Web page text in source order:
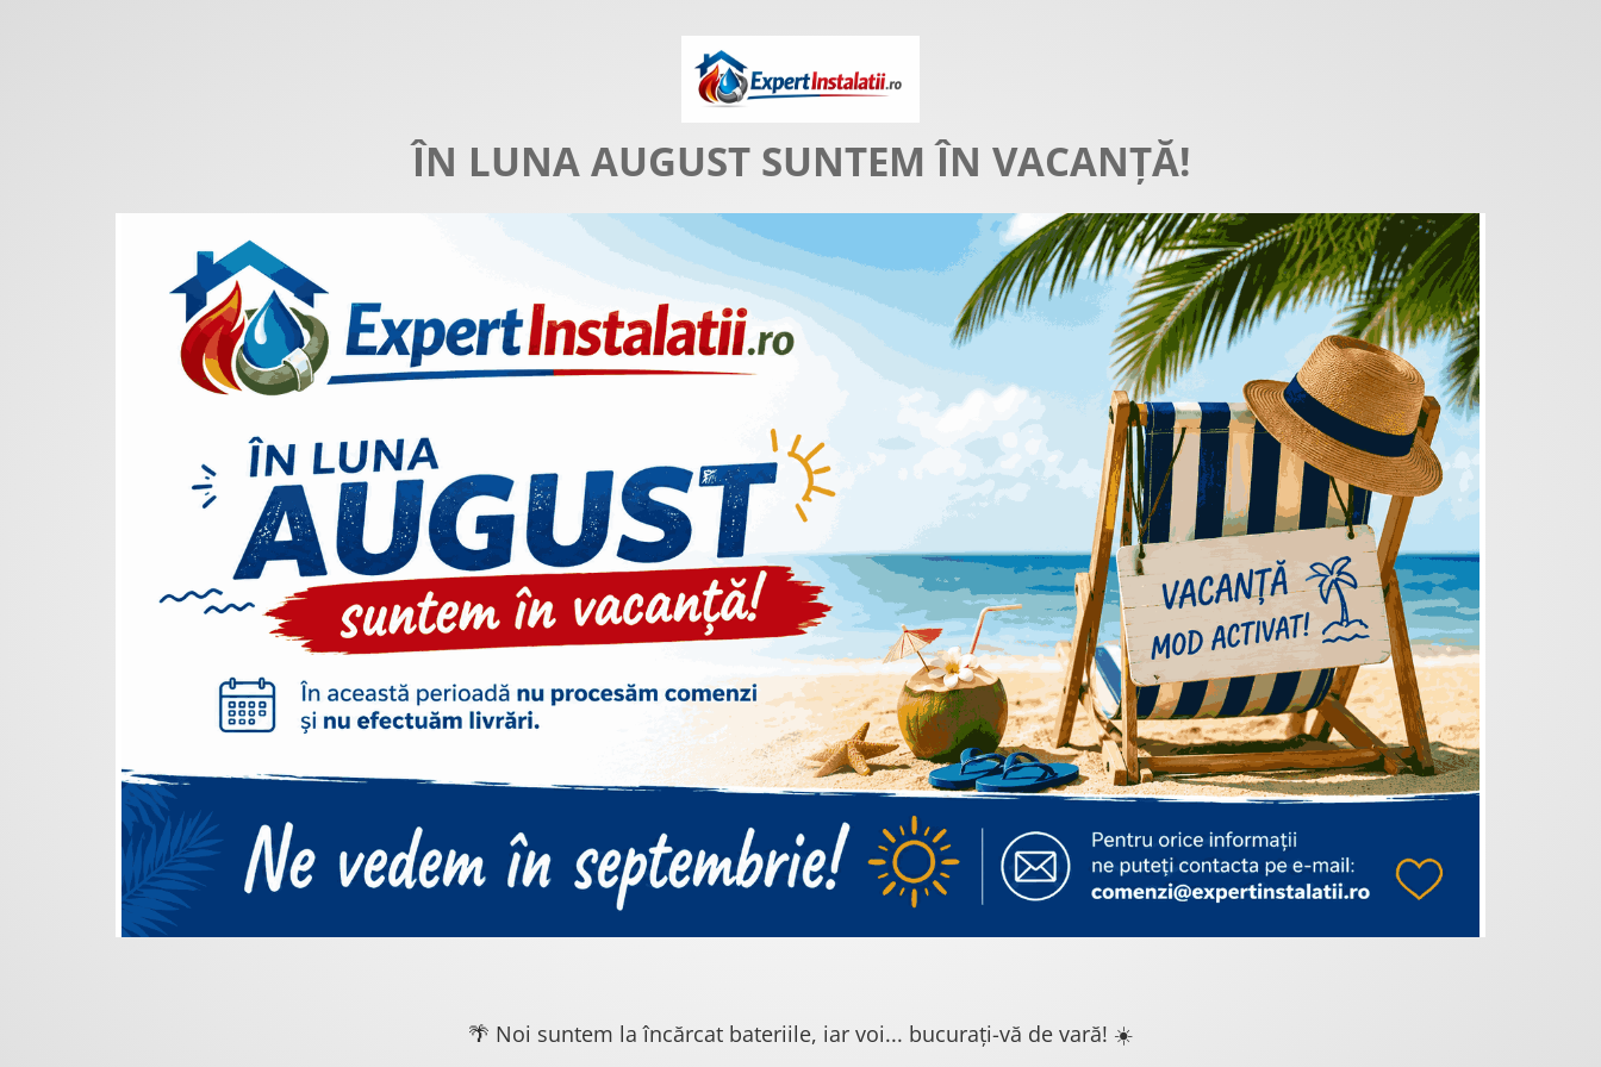
ÎN LUNA AUGUST SUNTEM ÎN VACANȚĂ!
🌴 Noi suntem la încărcat bateriile, iar voi... bucurați-vă de vară! ☀️